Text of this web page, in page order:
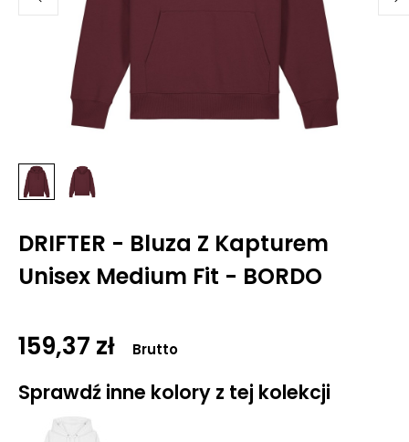
DRIFTER - Bluza Z Kapturem
Unisex Medium Fit - BORDO
159,37 zł Brutto
Sprawdź inne kolory z tej kolekcji